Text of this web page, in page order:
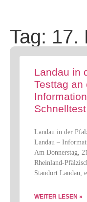
Tag: 17.
Landau in
Testtag an
Schnelltest
Landau in der
Landau –
Am Donnerstag,
Rheinland-
Standort Landau,
WEITER LESEN »